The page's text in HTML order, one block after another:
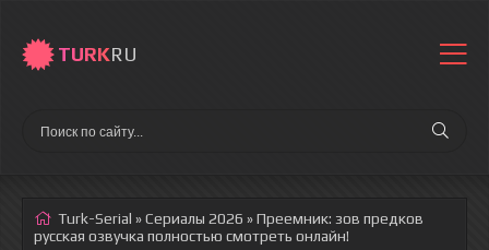
TURKRU
Turk-Serial »Сериалы 2026 » Преемник: зов предков
русская озвучка полностью смотреть онлайн!